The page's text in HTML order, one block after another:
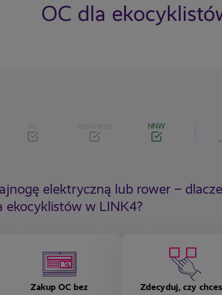
OC dla
AC Assistance NNW
elektryczną lub rower –
w LINK4?
Zakup OC bez
Zdecyduj, czy